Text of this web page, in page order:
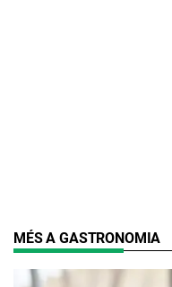
MÉS A GASTRONOMIA